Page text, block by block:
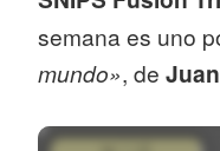
semana es uno
mundo», de